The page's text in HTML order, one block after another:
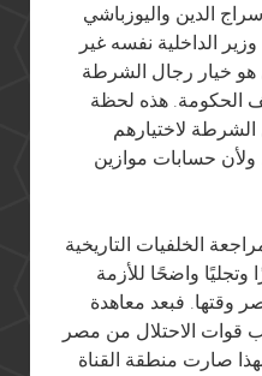
الدين واليوزباشي
الداخلية نفسه غير
هو خيار رجال الشرطة
الحكومة. هذه لحظة
لاختيارهم
حسابات موازين
الخلفيات التاريخية
وتجليًا واضحًا للأزمة
وقتها. فبعد معاهدة
قوات الاحتلال من مصر
صارت منطقة القناة